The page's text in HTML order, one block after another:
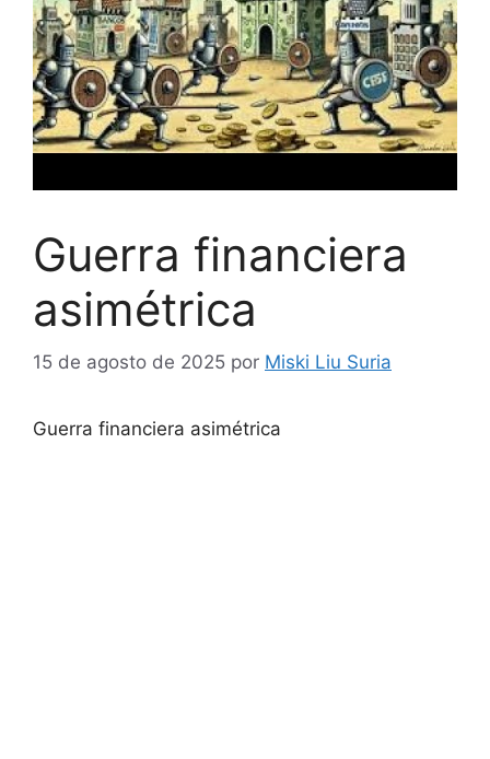
Guerra financiera
asimétrica
15 de agosto de 2025 por Miski Liu Suria
Guerra financiera asimétrica